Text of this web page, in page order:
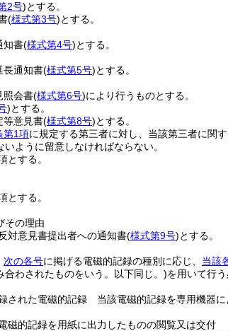
2号)とする。
(様式第3号)とする。
知書(様式第4号)とする。
長通知書(様式第5号)とする。
照会書(様式第6号)により行うものとする。
)とする。
等意見書(様式第8号)とする。
第1項に規定する第三者に対し、当該第三者に関
ように留意しなければならない。
とする。
とする。
その理由
対意見書提出者への通知書(様式第9号)とする。
次の各号に掲げる電磁的記録の種別に応じ、 当該
わされたものをいう。以下同じ。)を用いて行
された電磁的記録 当該電磁的記録を専用機器
的記録を用紙に出力したものの閲覧又は交付